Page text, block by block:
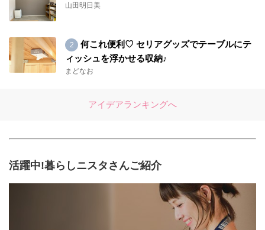
山田明日美
何これ便利♡ セリアグッズでテーブルにテ
ィッシュを浮かせる収納♪
まどなお
アイデアランキングへ
活躍中!暮らしニスタさんご紹介